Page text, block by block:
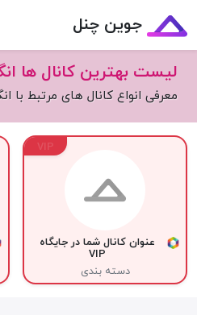
جوین چنل
لیست بهترین کانال ها
معرفی انواع کانال های مرتبط با
VIP
عنوان کانال شما در جایگاه
VIP
دسته بندی